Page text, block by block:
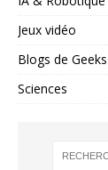
Jeux vidéo
Blogs de Geeks
Sciences